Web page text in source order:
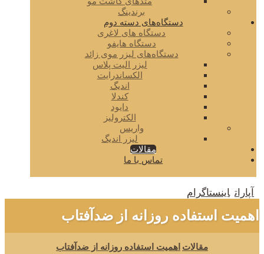
برندینگ
دستگاه‌های دسته دوم
دستگاه های لاغری
دستگاه هایفو
دستگاه‌های لیزر موی زائد
لیزر الیت پلاس
الکساندرایت
اندیگ
کندلا
دایود
الکترولیز
واریس
لیزر اندیگ
مقالات
تماس با ما
آپارات اینستاگرام
اهمیت استفاده روزانه از ضدآفتاب
مقالات اهمیت استفاده روزانه از ضدآفتاب